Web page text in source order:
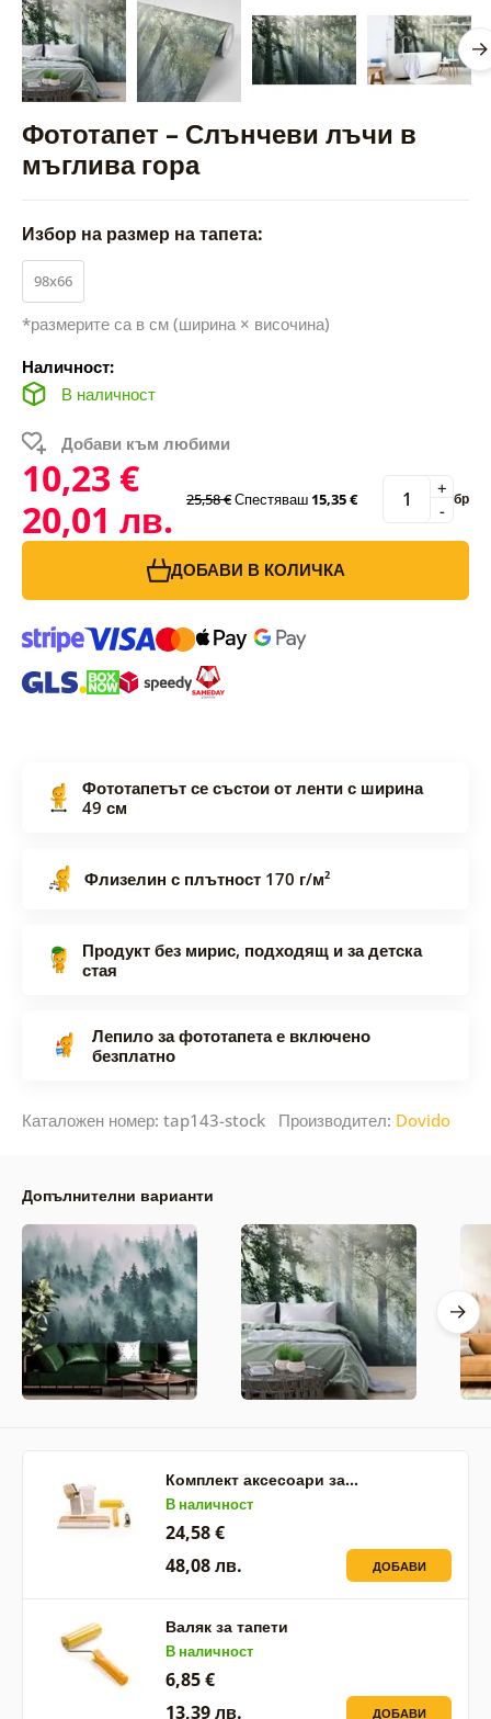
Фототапет – Слънчеви лъчи в
мъглива гора
Избор на размер на тапета:
98x66
*размерите са в см (ширина × височина)
Наличност:
В наличност
Добави към любими
10,23 €
20,01 лв.
25,58 €Спестяваш15,35 € -
+ бр
ДОБАВИ В КОЛИЧКА
Фототапетът се състои от ленти с ширина
49 см
Флизелин с плътност 170 г/м²
Продукт без мирис, подходящ и за детска
стая
Лепило за фототапета е включено
безплатно
Каталожен номер: tap143-stock Производител: Dovido
Допълнителни варианти
Комплект аксесоари за…
В наличност
24,58 €
48,08 лв.
ДОБАВИ
Валяк за тапети
В наличност
6,85 €
13,39 лв.
ДОБАВИ